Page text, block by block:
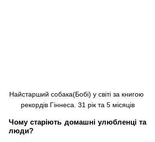
Найстарший собака(Бобі) у світі за книгою
рекордів Гіннеса. 31 рік та 5 місяців
Чому старіють домашні улюбленці та
люди?